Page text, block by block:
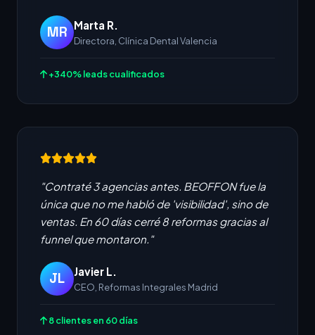
MR Marta R.
Directora, Clínica Dental Valencia
+340% leads cualificados
"Contraté 3 agencias antes. BEOFFON fue la
única que no me habló de 'visibilidad', sino de
ventas. En 60 días cerré 8 reformas gracias al
funnel que montaron."
JL Javier L.
CEO, Reformas Integrales Madrid
8 clientes en 60 días